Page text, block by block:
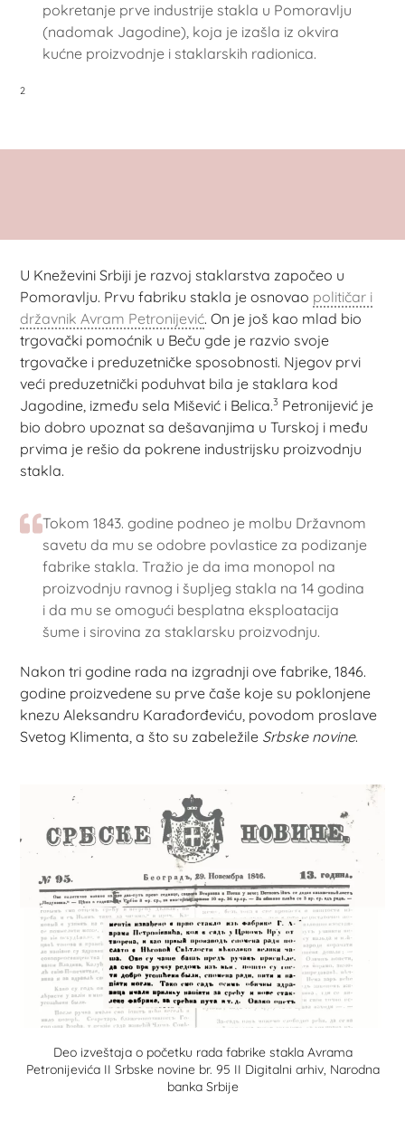
pokretanje prve industrije stakla u Pomoravlju
(nadomak Jagodine), koja je izašla iz okvira
kućne proizvodnje i staklarskih radionica.
2
U Kneževini Srbiji je razvoj staklarstva započeo u
Pomoravlju. Prvu fabriku stakla je osnovao političar i
državnik Avram Petronijević. On je još kao mlad bio
trgovački pomoćnik u Beču gde je razvio svoje
trgovačke i preduzetničke sposobnosti. Njegov prvi
veći preduzetnički poduhvat bila je staklara kod
Jagodine, između sela Mišević i Belica.3 Petronijević je
bio dobro upoznat sa dešavanjima u Turskoj i među
prvima je rešio da pokrene industrijsku proizvodnju
stakla.
Tokom 1843. godine podneo je molbu Državnom
savetu da mu se odobre povlastice za podizanje
fabrike stakla. Tražio je da ima monopol na
proizvodnju ravnog i šupljeg stakla na 14 godina
i da mu se omogući besplatna eksploatacija
šume i sirovina za staklarsku proizvodnju.
Nakon tri godine rada na izgradnji ove fabrike, 1846.
godine proizvedene su prve čaše koje su poklonjene
knezu Aleksandru Karađorđeviću, povodom proslave
Svetog Klimenta, a što su zabeležile Srbske novine.
Deo izveštaja o početku rada fabrike stakla Avrama
Petronijevića II Srbske novine br. 95 II Digitalni arhiv, Narodna
banka Srbije